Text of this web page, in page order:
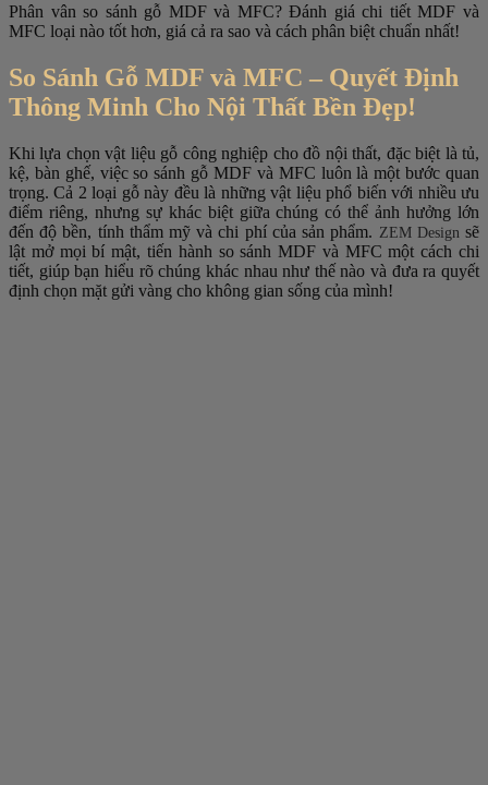
Phân vân so sánh gỗ MDF và MFC? Đánh giá chi tiết MDF và
MFC loại nào tốt hơn, giá cả ra sao và cách phân biệt chuẩn nhất!
So Sánh Gỗ MDF và MFC – Quyết Định
Thông Minh Cho Nội Thất Bền Đẹp!
Khi lựa chọn vật liệu gỗ công nghiệp cho đồ nội thất, đặc biệt là tủ,
kệ, bàn ghế, việc so sánh gỗ MDF và MFC luôn là một bước quan
trọng. Cả 2 loại gỗ này đều là những vật liệu phổ biến với nhiều ưu
điểm riêng, nhưng sự khác biệt giữa chúng có thể ảnh hưởng lớn
đến độ bền, tính thẩm mỹ và chi phí của sản phẩm. ZEM Design sẽ
lật mở mọi bí mật, tiến hành so sánh MDF và MFC một cách chi
tiết, giúp bạn hiểu rõ chúng khác nhau như thế nào và đưa ra quyết
định chọn mặt gửi vàng cho không gian sống của mình!